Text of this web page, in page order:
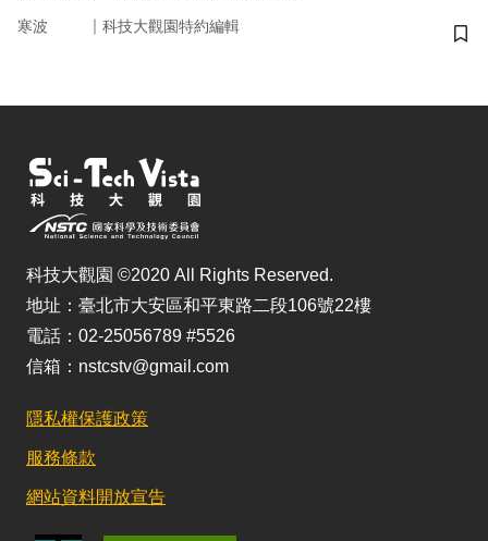
寒波 ｜ 科技大觀園特約編輯
儲
科技大觀園 ©2020 All Rights Reserved.
地址：臺北市大安區和平東路二段106號22樓
電話：02-25056789 #5526
信箱：nstcstv@gmail.com
隱私權保護政策
服務條款
網站資料開放宣告